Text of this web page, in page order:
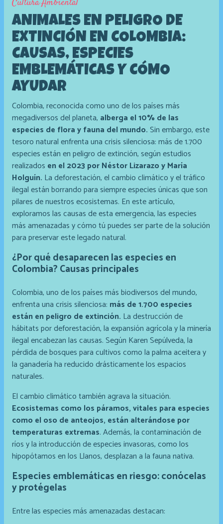
Cultura Ambiental
ANIMALES EN PELIGRO DE
EXTINCIÓN EN COLOMBIA:
CAUSAS, ESPECIES
EMBLEMÁTICAS Y CÓMO
AYUDAR
Colombia, reconocida como uno de los países más
megadiversos del planeta, alberga el 10% de las
especies de flora y fauna del mundo.Sin embargo, este
tesoro natural enfrenta una crisis silenciosa: más de 1.700
especies están en peligro de extinción, según estudios
realizados en el 2023 por Néstor Lizarazo y María
Holguín. La deforestación, el cambio climático y el tráfico
ilegal están borrando para siempre especies únicas que son
pilares de nuestros ecosistemas. En este artículo,
exploramos las causas de esta emergencia, las especies
más amenazadas y cómo tú puedes ser parte de la solución
para preservar este legado natural.
¿Por qué desaparecen las especies en
Colombia? Causas principales
Colombia, uno de los países más biodiversos del mundo,
enfrenta una crisis silenciosa: más de 1.700 especies
están en peligro de extinción. La destrucción de
hábitats por deforestación, la expansión agrícola y la minería
ilegal encabezan las causas. Según Karen Sepúlveda, la
pérdida de bosques para cultivos como la palma aceitera y
la ganadería ha reducido drásticamente los espacios
naturales.
El cambio climático también agrava la situación.
Ecosistemas como los páramos, vitales para especies
como el oso de anteojos, están alterándose por
temperaturas extremas. Además, la contaminación de
ríos y la introducción de especies invasoras, como los
hipopótamos en los Llanos, desplazan a la fauna nativa.
Especies emblemáticas en riesgo: conócelas
y protégelas
Entre las especies más amenazadas destacan: